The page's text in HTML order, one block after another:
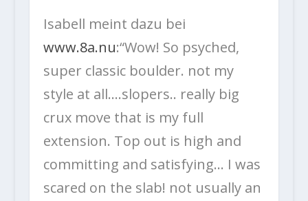
Isabell meint dazu bei
www.8a.nu:“Wow! So psyched,
super classic boulder. not my
style at all….slopers.. really big
crux move that is my full
extension. Top out is high and
committing and satisfying… I was
scared on the slab! not usually an